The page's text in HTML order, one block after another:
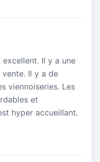
Il y a une
Il y a de
viennoiseries. Les
et
hyper accueillant.